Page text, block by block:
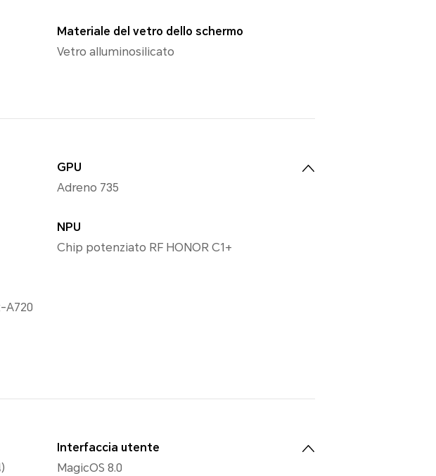
Materiale del vetro dello schermo
Vetro alluminosilicato
A720
GPU
Adreno 735
NPU
Chip potenziato RF HONOR C1+
Interfaccia utente
MagicOS 8.0